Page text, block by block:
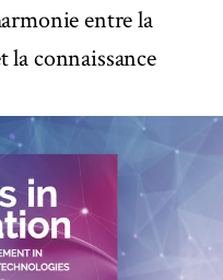
entre la
la connaissance